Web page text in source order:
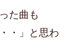
た曲も
・」と思わ